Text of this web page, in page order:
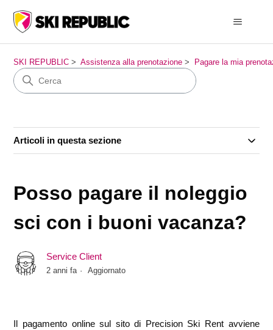
SKI REPUBLIC Assistenza alla prenotazione Pagare la mia
Articoli in questa sezione
Posso pagare il noleggio
sci con i buoni vacanza?
Service Client
2 anni fa Aggiornato
Il pagamento online sul sito di Precision Ski Rent avviene